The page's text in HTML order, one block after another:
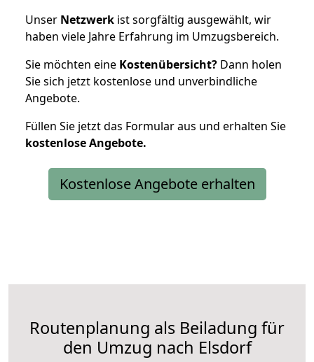
Unser Netzwerk ist sorgfältig ausgewählt, wir
haben viele Jahre Erfahrung im Umzugsbereich.
Sie möchten eine Kostenübersicht? Dann holen
Sie sich jetzt kostenlose und unverbindliche
Angebote.
Füllen Sie jetzt das Formular aus und erhalten Sie
kostenloseAngebote.
Kostenlose Angebote erhalten
Routenplanung als Beiladung für
den Umzug nach Elsdorf